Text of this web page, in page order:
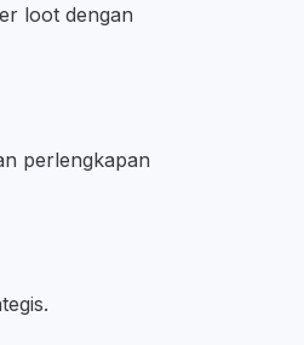
loot dengan
perlengkapan